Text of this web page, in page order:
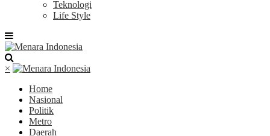
Teknologi
Life Style
×
Home
Nasional
Politik
Metro
Daerah